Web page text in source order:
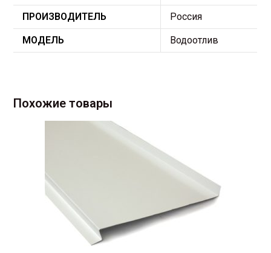
ПРОИЗВОДИТЕЛЬ Россия
МОДЕЛЬ Водоотлив
Похожие товары